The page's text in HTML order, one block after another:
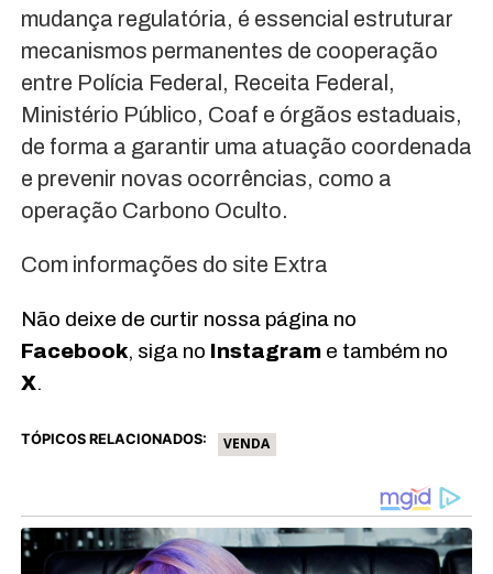
mudança regulatória, é essencial estruturar
mecanismos permanentes de cooperação
entre Polícia Federal, Receita Federal,
Ministério Público, Coaf e órgãos estaduais,
de forma a garantir uma atuação coordenada
e prevenir novas ocorrências, como a
operação Carbono Oculto.
Com informações do site Extra
Não deixe de curtir nossa página no
Facebook, siga no Instagrame também no
X.
TÓPICOS RELACIONADOS: VENDA